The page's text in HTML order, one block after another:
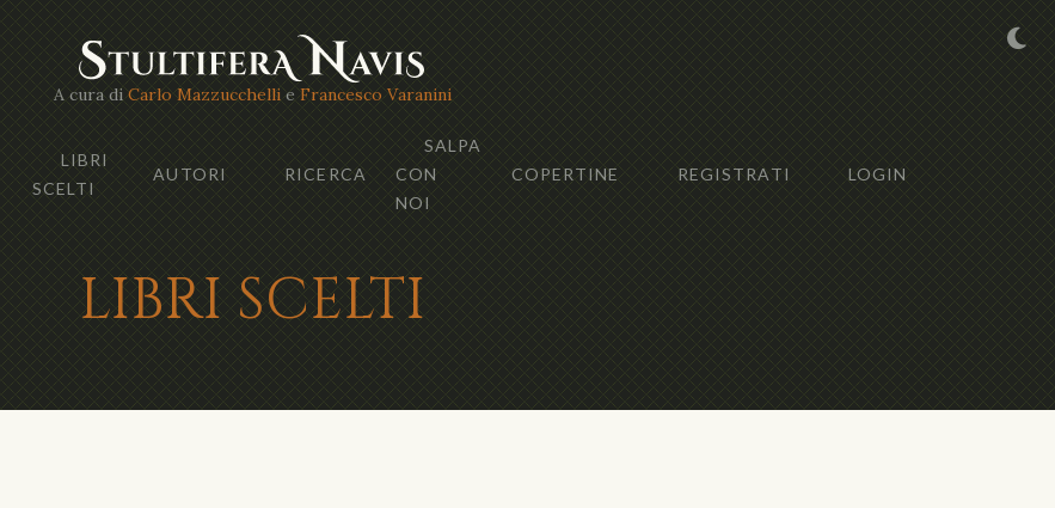
A cura di Carlo Mazzucchellie Francesco Varanini
LIBRI
SCELTI
AUTORI RICERCA
SALPA
CON
NOI
COPERTINE REGISTRATI LOGIN
LIBRI SCELTI